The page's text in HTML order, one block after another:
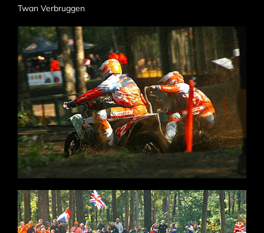
Twan Verbruggen